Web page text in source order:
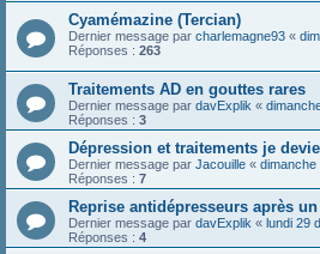
Cyamémazine (Tercian)
Dernier message par charlemagne93 «
Réponses : 263
Traitements AD en gouttes rares
Dernier message par davExplik «
Réponses : 3
Dépression et traitements je
Dernier message par Jacouille « dimanche
Réponses : 7
Reprise antidépresseurs après
Dernier message par davExplik « lundi 29
Réponses : 4